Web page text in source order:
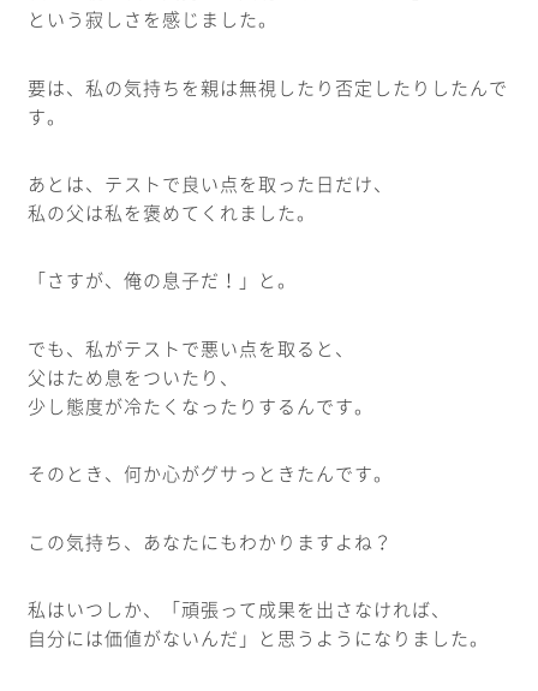
という寂しさを感じました。
要は、私の気持ちを親は無視したり否定したりしたんで
す。
あとは、テストで良い点を取った日だけ、
私の父は私を褒めてくれました。
「さすが、俺の息子だ！」と。
でも、私がテストで悪い点を取ると、
父はため息をついたり、
少し態度が冷たくなったりするんです。
そのとき、何か心がグサっときたんです。
この気持ち、あなたにもわかりますよね？
私はいつしか、「頑張って成果を出さなければ、
自分には価値がないんだ」と思うようになりました。